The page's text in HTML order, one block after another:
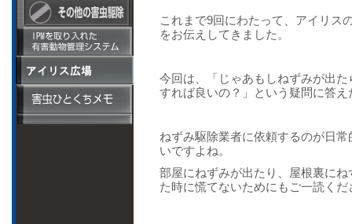
ポイントアドバイ
ス
ねずみ駆除工事の
補足説明(PDF)
シロアリ防御方法
床下換気扇設置工
事・その他
ダニ駆除方法
家屋内に生息する
ダニによる被害
ハエ類と蚊の防除
アリ類の防除
防除
害虫獣による被害
これまで9回にわたって、アイリス
をお伝えしてきました。
今回は、「じゃあもしねずみが出
すれば良いの？」という疑問に答
ねずみ駆除業者に依頼するのが日
いですよね。
部屋にねずみが出たり、屋根裏に
た時に慌てないためにもご一読くだ